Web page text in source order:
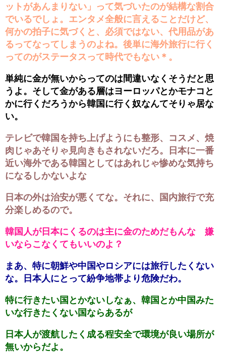
ットがあんまりない」って気づいたのが結構な割合
でいるでしょ。エンタメ全般に言えることだけど、
何かの拍子に気づくと、必須ではない、代用品があ
るってなってしまうのよね。後単に海外旅行に行く
ってのがステータスって時代でもない＊。
単純に金が無いからってのは間違いなくそうだと思
うよ。そして金がある層はヨーロッパとかモナコと
かに行くだろうから韓国に行く奴なんてそりゃ居な
い。
テレビで韓国を持ち上げようにも整形、コスメ、焼
肉じゃあそりゃ見向きもされないだろ。日本に一番
近い海外である韓国としてはあれじゃ惨めな気持ち
になるしかないよな
日本の外は治安が悪くてな。それに、国内旅行で充
分楽しめるので。
韓国人が日本にくるのは主に金のためだもんな 嫌
いならこなくてもいいのよ？
まあ、特に朝鮮や中国やロシアには旅行したくない
な。日本人にとって紛争地帯より危険だわ。
特に行きたい国とかないしなぁ、韓国とか中国みた
いな行きたくない国ならあるが
日本人が渡航したく成る程安全で環境が良い場所が
無いからだよ。